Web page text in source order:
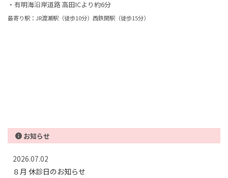
・有明海沿岸道路 高田ICより約6分
最寄り駅：JR渡瀬駅（徒歩10分）西鉄開駅（徒歩15分）
お知らせ
2026.07.02
８月 休診日のお知らせ